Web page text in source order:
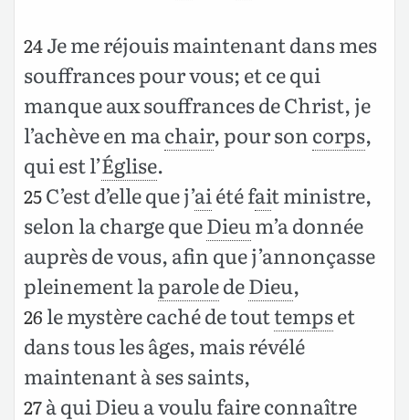
24Je me réjouis maintenant dans mes
souffrances pour vous; et ce qui
manque aux souffrances de Christ, je
l’achève en machair, pour son corps,
qui est l’Église.
25C’est d’elle que j’aiété fait ministre,
selon la charge queDieum’a donnée
auprès de vous, afin que j’annonçasse
pleinement laparoledeDieu,
26 le mystère caché de touttempset
dans tous les âges, mais révélé
maintenant à ses saints,
27à quiDieua voulu faire connaître